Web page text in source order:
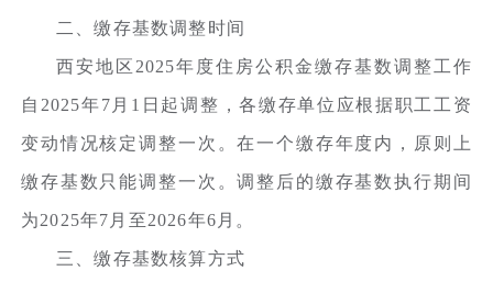
二、缴存基数调整时间
西安地区2025年度住房公积金缴存基数调整工作
自2025年7月1日起调整，各缴存单位应根据职工工资
变动情况核定调整一次。在一个缴存年度内，原则上
缴存基数只能调整一次。调整后的缴存基数执行期间
为2025年7月至2026年6月。
三、缴存基数核算方式